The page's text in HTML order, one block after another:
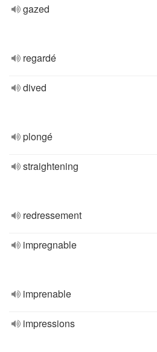
gazed
regardé
dived
plongé
straightening
redressement
impregnable
imprenable
impressions